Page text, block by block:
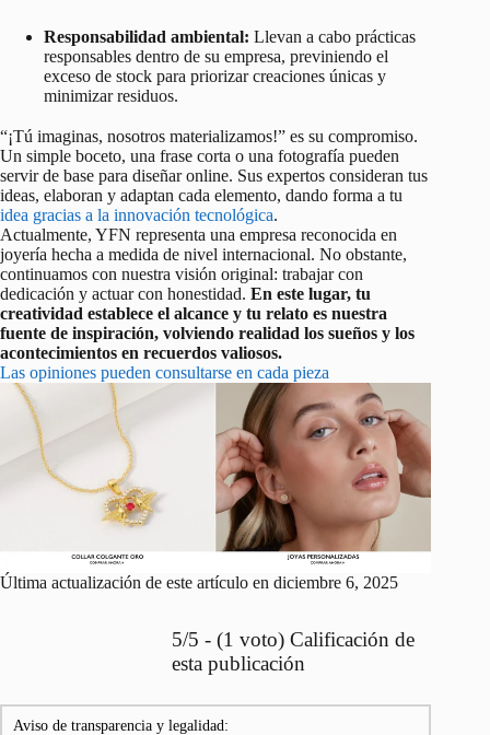
Responsabilidad ambiental: Llevan a cabo prácticas
responsables dentro de su empresa, previniendo el
exceso de stock para priorizar creaciones únicas y
minimizar residuos.
“¡Tú imaginas, nosotros materializamos!” es su compromiso.
Un simple boceto, una frase corta o una fotografía pueden
servir de base para diseñar online. Sus expertos consideran tus
ideas, elaboran y adaptan cada elemento, dando forma a tu
idea gracias a la innovación tecnológica.
Actualmente, YFN representa una empresa reconocida en
joyería hecha a medida de nivel internacional. No obstante,
continuamos con nuestra visión original: trabajar con
dedicación y actuar con honestidad. En este lugar, tu
creatividad establece el alcance y tu relato es nuestra
fuente de inspiración, volviendo realidad los sueños y los
acontecimientos en recuerdos valiosos.
Las opiniones pueden consultarse en cada pieza
Última actualización de este artículo en diciembre 6, 2025
5/5 - (1 voto) Calificación de
esta publicación
Aviso de transparencia y legalidad: